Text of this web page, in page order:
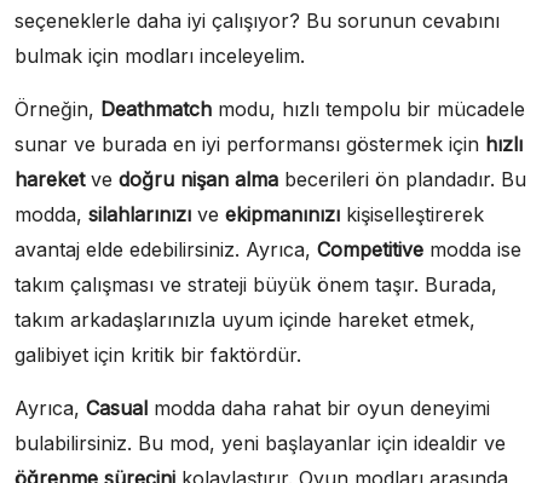
seçeneklerle daha iyi çalışıyor? Bu sorunun cevabını
bulmak için modları inceleyelim.
Örneğin, Deathmatch modu, hızlı tempolu bir mücadele
sunar ve burada en iyi performansı göstermek için hızlı
hareketve doğru nişan alma becerileri ön plandadır. Bu
modda, silahlarınızı ve ekipmanınızı kişiselleştirerek
avantaj elde edebilirsiniz. Ayrıca, Competitive modda ise
takım çalışması ve strateji büyük önem taşır. Burada,
takım arkadaşlarınızla uyum içinde hareket etmek,
galibiyet için kritik bir faktördür.
Ayrıca, Casual modda daha rahat bir oyun deneyimi
bulabilirsiniz. Bu mod, yeni başlayanlar için idealdir ve